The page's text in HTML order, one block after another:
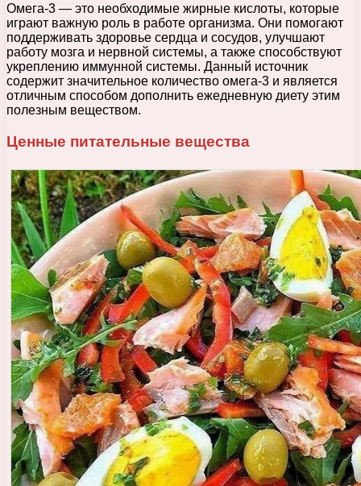
Омега-3 — это необходимые жирные кислоты, которые
играют важную роль в работе организма. Они помогают
поддерживать здоровье сердца и сосудов, улучшают
работу мозга и нервной системы, а также способствуют
укреплению иммунной системы. Данный источник
содержит значительное количество омега-3 и является
отличным способом дополнить ежедневную диету этим
полезным веществом.
Ценные питательные вещества